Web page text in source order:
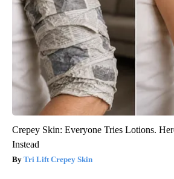
Crepey Skin: Everyone Tries Lotions.
Instead
Tri Lift Crepey Skin